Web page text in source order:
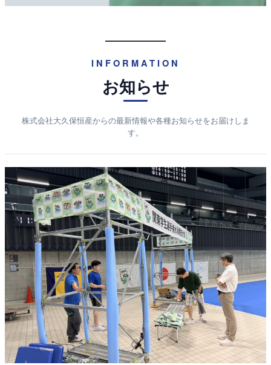
INFORMATION
お知らせ
株式会社大久保恒産からの最新情報や各種お知らせをお届けしま
す。